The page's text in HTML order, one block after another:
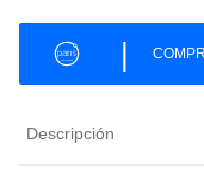
|
Descripción